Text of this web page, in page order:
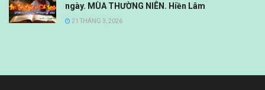
ngày. MÙA THƯỜNG NIÊN. Hiền Lâm
21 THÁNG 3, 2026